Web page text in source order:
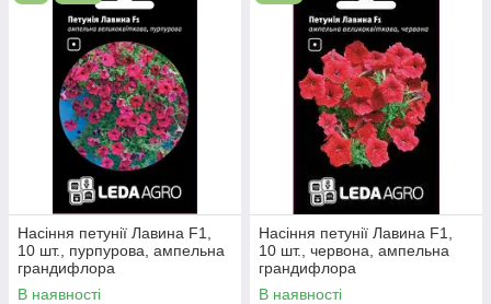
Насіння петунії Лавина F1,
10 шт., пурпурова, ампельна
грандифлора
В наявності
Насіння петунії Лавина F1,
10 шт., червона, ампельна
грандифлора
В наявності